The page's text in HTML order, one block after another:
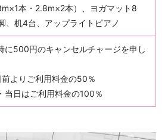
本・2.8m×2本）、ヨガマット8
、机4台、アップライトピアノ
に500円のキャンセルチャージを申し
よりご利用料金の50％
当日はご利用料金の100％